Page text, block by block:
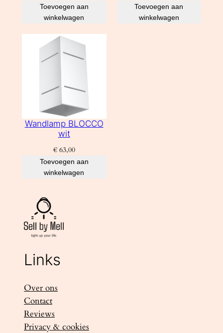
Toevoegen aan
winkelwagen
Toevoegen aan
winkelwagen
Wandlamp BLOCCO
wit
€63,00
Toevoegen aan
winkelwagen
Links
Over ons
Contact
Reviews
Privacy & cookies